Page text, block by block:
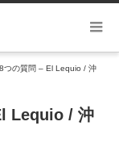
つの質問 – El Lequio / 沖
Lequio / 沖